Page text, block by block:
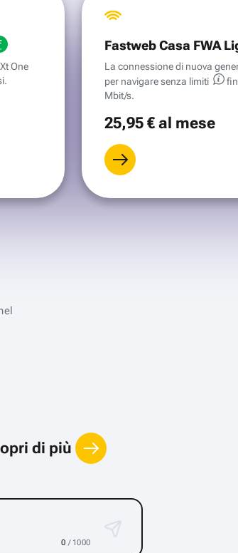
One
Fastweb Casa FWA
La connessione di nuova
per navigare senza limiti
Mbit/s.
25,95 €al mese
di più
0 / 1000